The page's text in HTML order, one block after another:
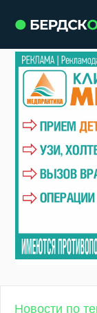
Новости по